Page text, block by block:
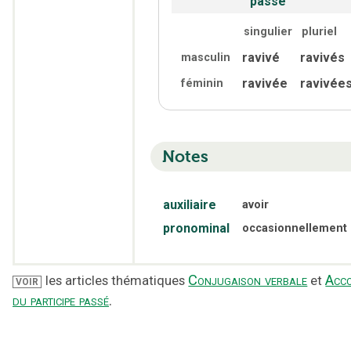
singulier
pluriel
masculin
ravivé ravivés
féminin ravivée
Notes
auxiliaire avoir
pronominal occasionnellement
VOIR les articles thématiques Conjugaison verbale et
du participe passé.